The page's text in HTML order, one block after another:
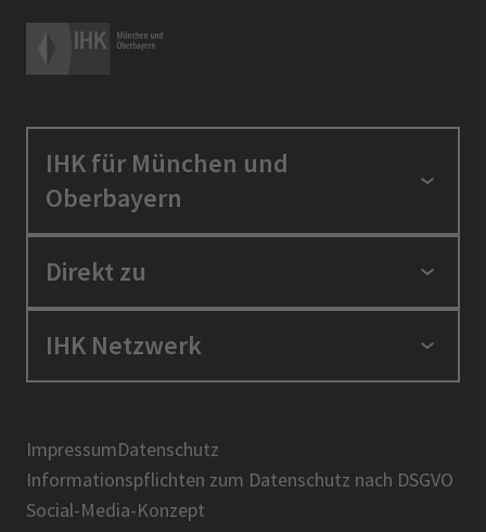
IHK für München und
Oberbayern
Standortpolitik
Berufszugang
Über uns
Direkt zu
Positionen
Presse
IHK-Magazin
IHK Netzwerk
BIHK
DIHK
AHK
ImpressumDatenschutz
Informationspflichten zum Datenschutz nach DSGVO
Social-Media-Konzept